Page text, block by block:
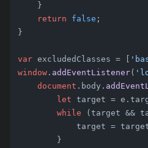
    }
return
false ;
}
var excludedClasses = [
window . addEventListener(
document . body .
let target = e.
while (target &&
target =
        }